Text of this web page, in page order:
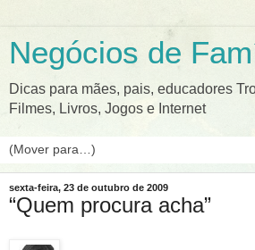
Negócios de
Dicas para mães, pais, educadores
Filmes, Livros, Jogos e Internet
sexta-feira, 23 de outubro de 2009
“Quem procura acha”